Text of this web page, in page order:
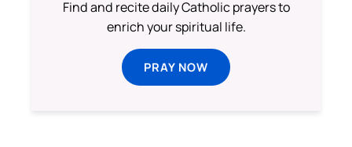
Find and recite daily Catholic prayers to
enrich your spiritual life.
PRAY NOW